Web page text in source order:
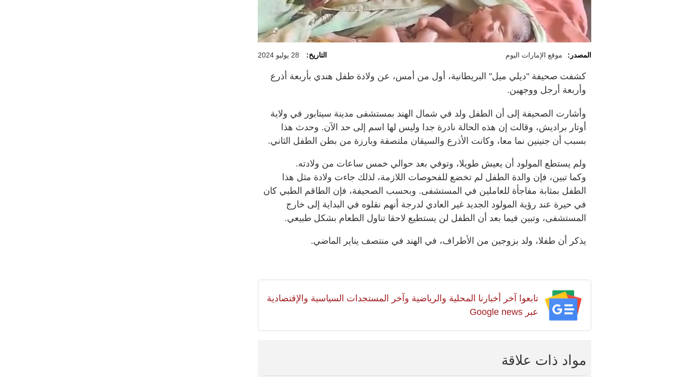
المصدر: موقع الإمارات اليوم التاريخ: 28 يوليو 2024
كشفت صحيفة "ديلي ميل" البريطانية، أول من أمس، عن ولادة طفل هندي بأربعة أذرع
وأربعة أرجل ووجهين.
وأشارت الصحيفة إلى أن الطفل ولد في شمال الهند بمستشفى مدينة سيتابور في ولاية
أوتار براديش، وقالت إن هذه الحالة نادرة جدا وليس لها اسم إلى حد الآن. وحدث هذا
بسبب أن جنينين نما معا، وكانت الأذرع والسيقان ملتصقة وبارزة من بطن الطفل الثاني.
ولم يستطع المولود أن يعيش طويلا، وتوفي بعد حوالي خمس ساعات من ولادته.
وكما تبين، فإن والدة الطفل لم تخضع للفحوصات اللازمة، لذلك جاءت ولادة مثل هذا
الطفل بمثابة مفاجأة للعاملين في المستشفى. وبحسب الصحيفة، فإن الطاقم الطبي كان
في حيرة عند رؤية المولود الجديد غير العادي لدرجة أنهم نقلوه في البداية إلى خارج
المستشفى، وتبين فيما بعد أن الطفل لن يستطيع لاحقا تناول الطعام بشكل طبيعي.
يذكر أن طفلا، ولد بزوجين من الأطراف، في الهند في منتصف يناير الماضي.
تابعوا آخر أخبارنا المحلية والرياضية وآخر المستجدات السياسية والإقتصادية
عبر Google news
مواد ذات علاقة